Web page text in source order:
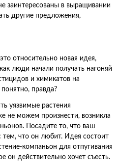
заинтересованы в выращивании
другие предложения,
относительно новая идея,
люди начали получать нагоняй
и химикатов на
правда?
уязвимые растения
не можем произнести, возникла
Посадите то, что ваш
тем, что он любит. Идея состоит
компаньон для отпугивания
он действительно хочет съесть.